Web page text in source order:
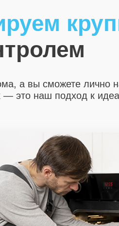
а вы сможете лично
— это наш подход к